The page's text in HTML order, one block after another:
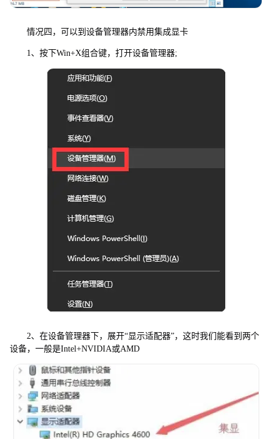
情况四，可以到设备管理器内禁用集成显卡
1、按下Win+X组合键，打开设备管理器;
2、在设备管理器下，展开“显示适配器”，这时我们能看到两个
设备，一般是Intel+NVIDIA或AMD